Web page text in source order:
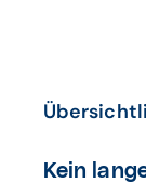
Kein